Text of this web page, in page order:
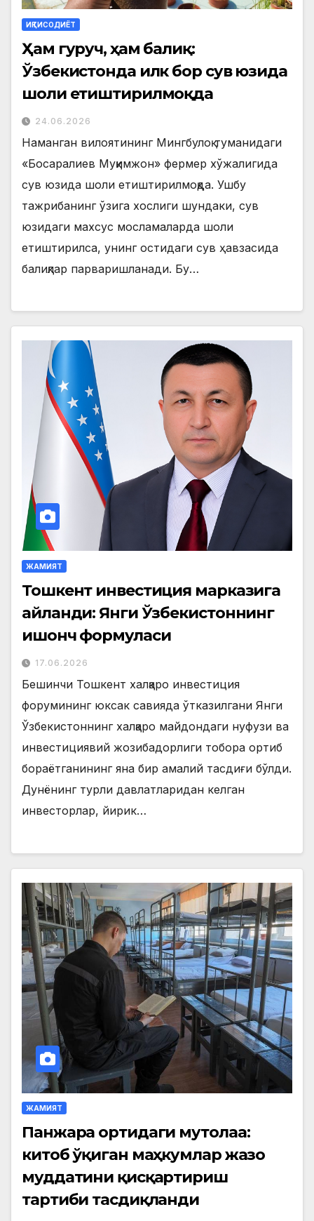
ИҚТИСОДИЁТ
Ҳам гуруч, ҳам балиқ:
Ўзбекистонда илк бор сув юзида
шоли етиштирилмоқда
24.06.2026
Наманган вилоятининг Мингбулоқ туманидаги
«Босаралиев Муқимжон» фермер хўжалигида
сув юзида шоли етиштирилмоқда. Ушбу
тажрибанинг ўзига хослиги шундаки, сув
юзидаги махсус мосламаларда шоли
етиштирилса, унинг остидаги сув ҳавзасида
балиқлар парваришланади. Бу…
ЖАМИЯТ
Тошкент инвестиция марказига
айланди: Янги Ўзбекистоннинг
ишонч формуласи
17.06.2026
Бешинчи Тошкент халқаро инвестиция
форумининг юксак савияда ўтказилгани Янги
Ўзбекистоннинг халқаро майдондаги нуфузи ва
инвестициявий жозибадорлиги тобора ортиб
бораётганининг яна бир амалий тасдиғи бўлди.
Дунёнинг турли давлатларидан келган
инвесторлар, йирик…
ЖАМИЯТ
Панжара ортидаги мутолаа:
китоб ўқиган маҳкумлар жазо
муддатини қисқартириш
тартиби тасдиқланди